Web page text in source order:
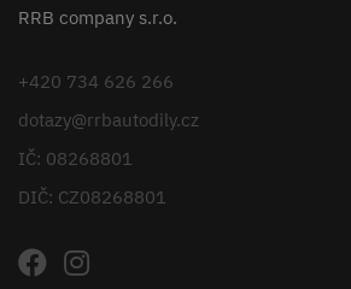
RRB company s.r.o.
+420 734 626 266
dotazy@rrbautodily.cz
IČ: 08268801
DIČ: CZ08268801